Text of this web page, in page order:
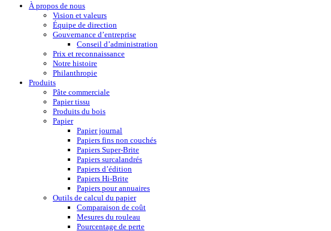
À propos de nous
Vision et valeurs
Équipe de direction
Gouvernance d’entreprise
Conseil d’administration
Prix et reconnaissance
Notre histoire
Philanthropie
Produits
Pâte commerciale
Papier tissu
Produits du bois
Papier
Papier journal
Papiers fins non couchés
Papiers Super-Brite
Papiers surcalandrés
Papiers d’édition
Papiers Hi-Brite
Papiers pour annuaires
Outils de calcul du papier
Comparaison de coût
Mesures du rouleau
Pourcentage de perte